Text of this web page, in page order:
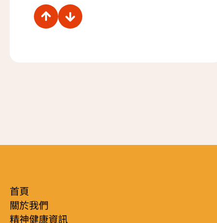
首頁
關於我們
精神健康資訊